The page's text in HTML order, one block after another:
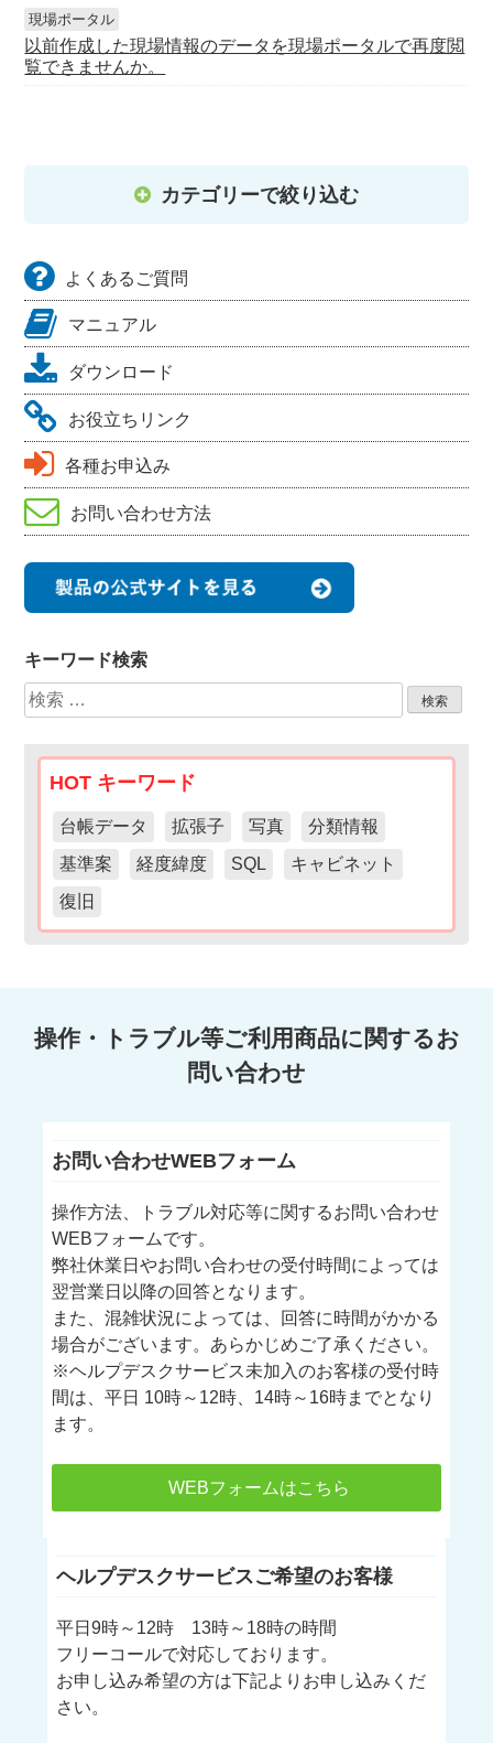
現場ポータル
以前作成した現場情報のデータを現場ポータルで再度閲
覧できませんか。
カテゴリーで絞り込む
よくあるご質問
マニュアル
ダウンロード
お役立ちリンク
各種お申込み
お問い合わせ方法
キーワード検索
検
索:
HOT キーワード
台帳データ 拡張子 写真
分類情報
基準案
経度緯度 SQL
キャビネット
復旧
操作・トラブル等ご利用商品に関するお
問い合わせ
お問い合わせWEBフォーム
操作方法、トラブル対応等に関するお問い合わせ
WEBフォームです。
弊社休業日やお問い合わせの受付時間によっては
翌営業日以降の回答となります。
また、混雑状況によっては、回答に時間がかかる
場合がございます。あらかじめご了承ください。
※ヘルプデスクサービス未加入のお客様の受付時
間は、平日 10時～12時、14時～16時までとなり
ます。
WEBフォームはこちら
ヘルプデスクサービスご希望のお客様
平日9時～12時 13時～18時の時間
フリーコールで対応しております。
お申し込み希望の方は下記よりお申し込みくだ
さい。